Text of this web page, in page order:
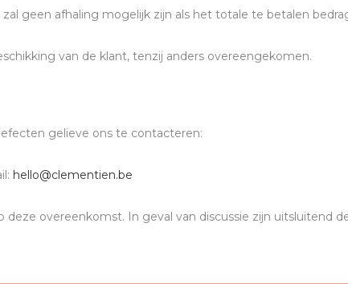
geen afhaling mogelijk zijn als het totale te betalen
van de klant, tenzij anders overeengekomen.
gelieve ons te contacteren:
hello@clementien.be
deze overeenkomst. In geval van discussie zijn uitsluitend